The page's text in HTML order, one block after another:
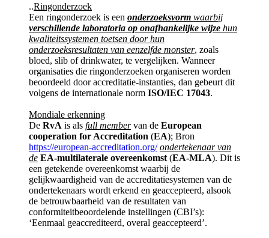
..Ringonderzoek
Een ringonderzoek is een onderzoeksvorm waarbij
verschillende laboratoria op onafhankelijke wijze hun
kwaliteitssystemen toetsen door hun
onderzoeksresultaten van eenzelfde monster, zoals
bloed, slib of drinkwater, te vergelijken. Wanneer
organisaties die ringonderzoeken organiseren worden
beoordeeld door accreditatie-instanties, dan gebeurt dit
volgens de internationale norm ISO/IEC 17043.
Mondiale erkenning
De RvA is als full membervan de European
cooperation for Accreditation (EA); Bron
https://european-accreditation.org/ ondertekenaar van
de EA-multilaterale overeenkomst (EA-MLA). Dit is
een getekende overeenkomst waarbij de
gelijkwaardigheid van de accreditatiesystemen van de
ondertekenaars wordt erkend en geaccepteerd, alsook
de betrouwbaarheid van de resultaten van
conformiteitbeoordelende instellingen (CBI’s):
‘Eenmaal geaccrediteerd, overal geaccepteerd’.